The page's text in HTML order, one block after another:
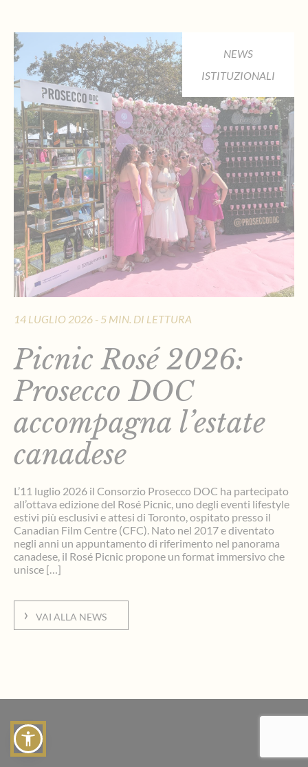
NEWS
ISTITUZIONALI
14 LUGLIO 2026 - 5 MIN. DI LETTURA
Picnic Rosé 2026:
Prosecco DOC
accompagna l’estate
canadese
L’11 luglio 2026 il Consorzio Prosecco DOC ha partecipato
all’ottava edizione del Rosé Picnic, uno degli eventi lifestyle
estivi più esclusivi e attesi di Toronto, ospitato presso il
Canadian Film Centre (CFC). Nato nel 2017 e diventato
negli anni un appuntamento di riferimento nel panorama
canadese, il Rosé Picnic propone un format immersivo che
unisce […]
VAI ALLA NEWS